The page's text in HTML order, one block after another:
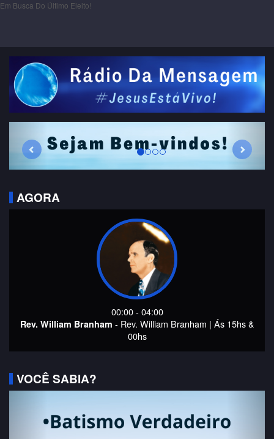
Em Busca Do Último Eleito!
AGORA
00:00 - 04:00
Rev. William Branham - Rev. William Branham | Ás 15hs &
00hs
VOCÊ SABIA?